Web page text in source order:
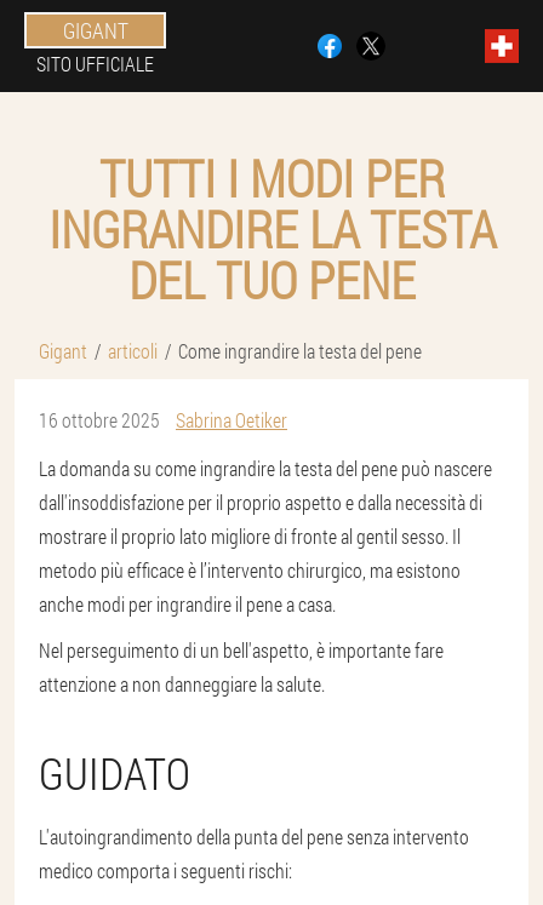
GIGANT
SITO UFFICIALE
TUTTI I MODI PER
INGRANDIRE LA TESTA
DEL TUO PENE
Gigant articoli Come ingrandire la testa del pene
16 ottobre 2025
Sabrina Oetiker
La domanda su come ingrandire la testa del pene può nascere
dall'insoddisfazione per il proprio aspetto e dalla necessità di
mostrare il proprio lato migliore di fronte al gentil sesso. Il
metodo più efficace è l’intervento chirurgico, ma esistono
anche modi per ingrandire il pene a casa.
Nel perseguimento di un bell'aspetto, è importante fare
attenzione a non danneggiare la salute.
GUIDATO
L'autoingrandimento della punta del pene senza intervento
medico comporta i seguenti rischi: